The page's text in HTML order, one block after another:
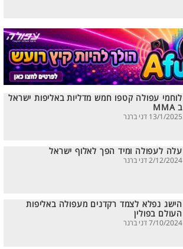
לוחמי עפולה קטפו חמש מדליות באליפות ישראל
ב MMA
13/1/2025 דני ברנר
עלה לעפולה ומיד הפך לאלוף ישראל
2/12/2024 דני ברנר
הישג נפלא לצמד רקדנים מעפולה באליפות
העולם בפולין
7/10/2024 דני ברנר